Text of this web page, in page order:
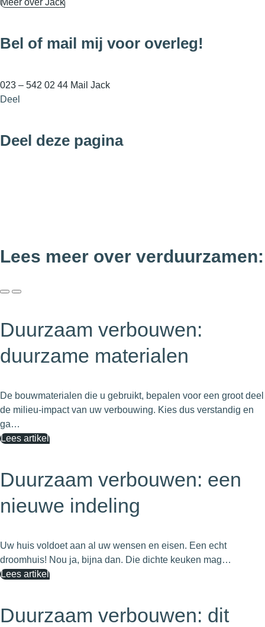
Bel of mail mij voor overleg!
023 – 542 02 44 Mail Jack
Deel
Deel deze pagina
Lees meer over verduurzamen:
Duurzaam verbouwen:
duurzame materialen
De bouwmaterialen die u gebruikt, bepalen voor een groot deel
de milieu-impact van uw verbouwing. Kies dus verstandig en
ga…
Lees artikel
Duurzaam verbouwen: een
nieuwe indeling
Uw huis voldoet aan al uw wensen en eisen. Een echt
droomhuis! Nou ja, bijna dan. Die dichte keuken mag…
Lees artikel
Duurzaam verbouwen: dit